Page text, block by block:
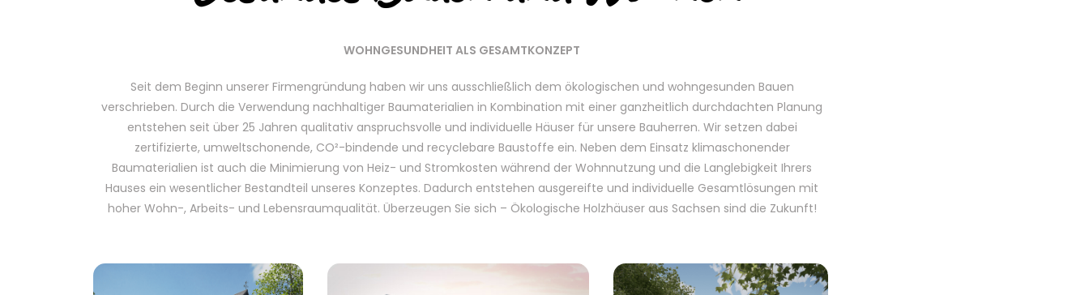
WOHNGESUNDHEIT ALS GESAMTKONZEPT
Seit dem Beginn unserer Firmengründung haben wir uns ausschließlich dem ökologischen und wohngesunden Bauen
verschrieben. Durch die Verwendung nachhaltiger Baumaterialien in Kombination mit einer ganzheitlich durchdachten Planung
entstehen seit über 25 Jahren qualitativ anspruchsvolle und individuelle Häuser für unsere Bauherren. Wir setzen dabei
zertifizierte, umweltschonende, CO²-bindende und recyclebare Baustoffe ein. Neben dem Einsatz klimaschonender
Baumaterialien ist auch die Minimierung von Heiz- und Stromkosten während der Wohnnutzung und die Langlebigkeit Ihrers
Hauses ein wesentlicher Bestandteil unseres Konzeptes. Dadurch entstehen ausgereifte und individuelle Gesamtlösungen mit
hoher Wohn-, Arbeits- und Lebensraumqualität. Überzeugen Sie sich – Ökologische Holzhäuser aus Sachsen sind die Zukunft!